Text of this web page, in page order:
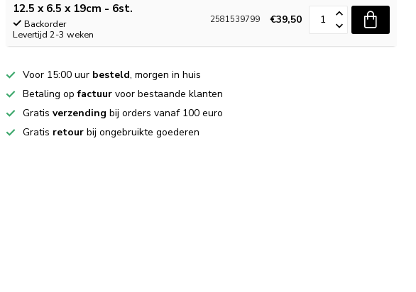
12.5 x 6.5 x 19cm - 6st.
Backorder
Levertijd 2-3 weken
2581539799 €39,50
Voor 15:00 uur besteld, morgen in huis
Betaling opfactuur voor bestaande klanten
Gratisverzending bij orders vanaf 100 euro
Gratis retour bij ongebruikte goederen